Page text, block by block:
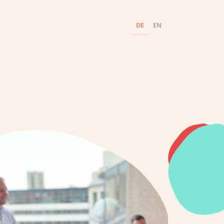
DE EN